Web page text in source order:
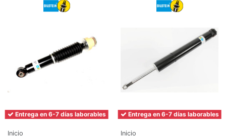
Entrega en 6-7 días laborables
Inicio
Entrega en 6-7 días laborables
Inicio